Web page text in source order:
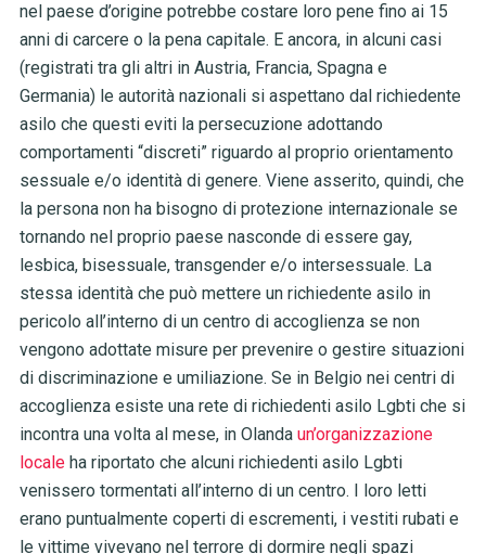
nel paese d’origine potrebbe costare loro pene fino ai 15
anni di carcere o la pena capitale. E ancora, in alcuni casi
(registrati tra gli altri in Austria, Francia, Spagna e
Germania) le autorità nazionali si aspettano dal richiedente
asilo che questi eviti la persecuzione adottando
comportamenti “discreti” riguardo al proprio orientamento
sessuale e/o identità di genere. Viene asserito, quindi, che
la persona non ha bisogno di protezione internazionale se
tornando nel proprio paese nasconde di essere gay,
lesbica, bisessuale, transgender e/o intersessuale. La
stessa identità che può mettere un richiedente asilo in
pericolo all’interno di un centro di accoglienza se non
vengono adottate misure per prevenire o gestire situazioni
di discriminazione e umiliazione. Se in Belgio nei centri di
accoglienza esiste una rete di richiedenti asilo Lgbti che si
incontra una volta al mese, in Olanda un’organizzazione
localeha riportato che alcuni richiedenti asilo Lgbti
venissero tormentati all’interno di un centro. I loro letti
erano puntualmente coperti di escrementi, i vestiti rubati e
le vittime vivevano nel terrore di dormire negli spazi